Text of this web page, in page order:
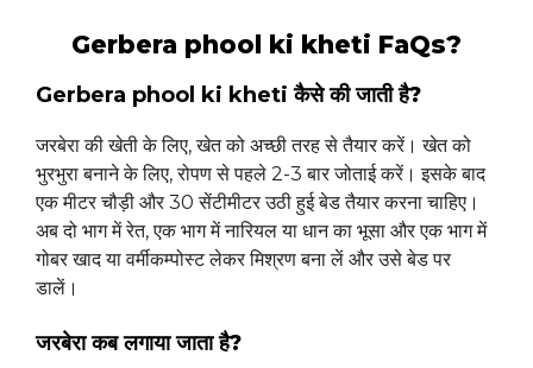
Gerbera phool ki kheti FaQs?
Gerbera phool ki kheti कैसे की जाती है?
जरबेरा की खेती के लिए, खेत को अच्छी तरह से तैयार करें। खेत को
भुरभुरा बनाने के लिए, रोपण से पहले 2-3 बार जोताई करें। इसके बाद
एक मीटर चौड़ी और 30 सेंटीमीटर उठी हुई बेड तैयार करना चाहिए।
अब दो भाग में रेत, एक भाग में नारियल या धान का भूसा और एक भाग में
गोबर खाद या वर्मीकम्पोस्ट लेकर मिश्रण बना लें और उसे बेड पर
डालें।
जरबेरा कब लगाया जाता है?